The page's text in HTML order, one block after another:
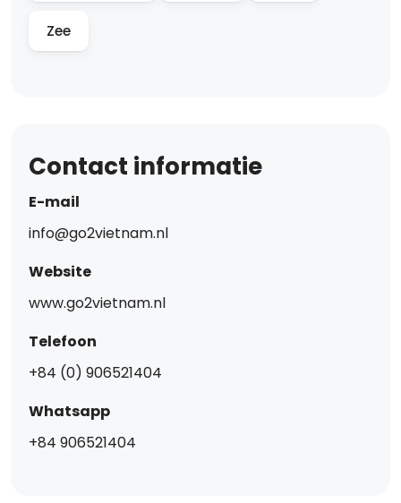
Zee
Contact informatie
E-mail
info@go2vietnam.nl
Website
www.go2vietnam.nl
Telefoon
+84 (0) 906521404
Whatsapp
+84 906521404